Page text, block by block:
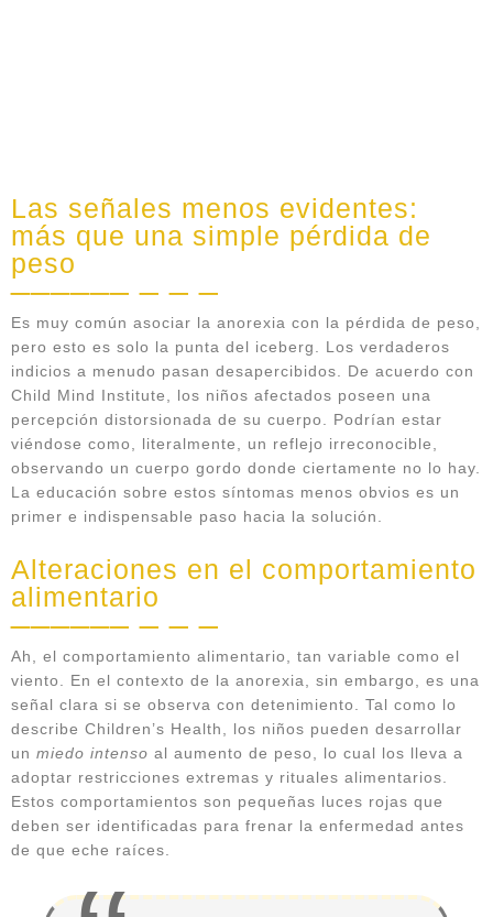
Las señales menos evidentes:
más que una simple pérdida de
peso
Es muy común asociar la anorexia con la pérdida de peso,
pero esto es solo la punta del iceberg. Los verdaderos
indicios a menudo pasan desapercibidos. De acuerdo con
Child Mind Institute, los niños afectados poseen una
percepción distorsionada de su cuerpo. Podrían estar
viéndose como, literalmente, un reflejo irreconocible,
observando un cuerpo gordo donde ciertamente no lo hay.
La educación sobre estos síntomas menos obvios es un
primer e indispensable paso hacia la solución.
Alteraciones en el comportamiento
alimentario
Ah, el comportamiento alimentario, tan variable como el
viento. En el contexto de la anorexia, sin embargo, es una
señal clara si se observa con detenimiento. Tal como lo
describe Children’s Health, los niños pueden desarrollar
un miedo intenso al aumento de peso, lo cual los lleva a
adoptar restricciones extremas y rituales alimentarios.
Estos comportamientos son pequeñas luces rojas que
deben ser identificadas para frenar la enfermedad antes
de que eche raíces.